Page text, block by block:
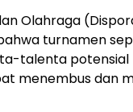
Olahraga
turnamen
talenta
menembus dan